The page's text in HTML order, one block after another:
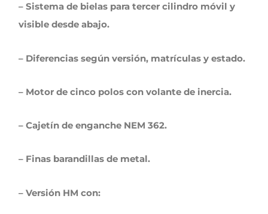
– Sistema de bielas para tercer cilindro móvil y
visible desde abajo.
– Diferencias según versión, matrículas y estado.
– Motor de cinco polos con volante de inercia.
– Cajetín de enganche NEM 362.
– Finas barandillas de metal.
– Versión HM con: